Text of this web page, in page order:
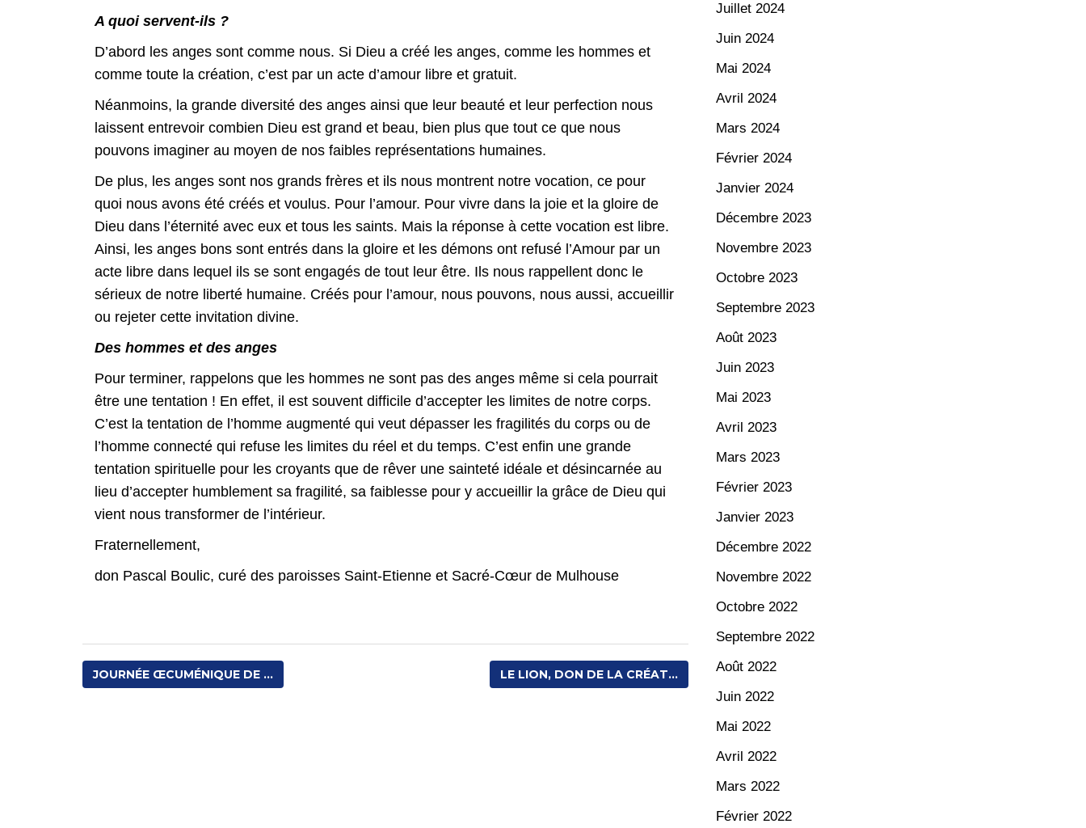
A quoi servent-ils ?
D’abord les anges sont comme nous. Si Dieu a créé les anges, comme les hommes et
comme toute la création, c’est par un acte d’amour libre et gratuit.
Néanmoins, la grande diversité des anges ainsi que leur beauté et leur perfection nous
laissent entrevoir combien Dieu est grand et beau, bien plus que tout ce que nous
pouvons imaginer au moyen de nos faibles représentations humaines.
De plus, les anges sont nos grands frères et ils nous montrent notre vocation, ce pour
quoi nous avons été créés et voulus. Pour l’amour. Pour vivre dans la joie et la gloire de
Dieu dans l’éternité avec eux et tous les saints. Mais la réponse à cette vocation est libre.
Ainsi, les anges bons sont entrés dans la gloire et les démons ont refusé l’Amour par un
acte libre dans lequel ils se sont engagés de tout leur être. Ils nous rappellent donc le
sérieux de notre liberté humaine. Créés pour l’amour, nous pouvons, nous aussi, accueillir
ou rejeter cette invitation divine.
Des hommes et des anges
Pour terminer, rappelons que les hommes ne sont pas des anges même si cela pourrait
être une tentation ! En effet, il est souvent difficile d’accepter les limites de notre corps.
C’est la tentation de l’homme augmenté qui veut dépasser les fragilités du corps ou de
l’homme connecté qui refuse les limites du réel et du temps. C’est enfin une grande
tentation spirituelle pour les croyants que de rêver une sainteté idéale et désincarnée au
lieu d’accepter humblement sa fragilité, sa faiblesse pour y accueillir la grâce de Dieu qui
vient nous transformer de l’intérieur.
Fraternellement,
don Pascal Boulic, curé des paroisses Saint-Etienne et Sacré-Cœur de Mulhouse
JOURNÉE ŒCUMÉNIQUE DE ... LE LION, DON DE LA CRÉAT...
Juillet 2024
Juin 2024
Mai 2024
Avril 2024
Mars 2024
Février 2024
Janvier 2024
Décembre 2023
Novembre 2023
Octobre 2023
Septembre 2023
Août 2023
Juin 2023
Mai 2023
Avril 2023
Mars 2023
Février 2023
Janvier 2023
Décembre 2022
Novembre 2022
Octobre 2022
Septembre 2022
Août 2022
Juin 2022
Mai 2022
Avril 2022
Mars 2022
Février 2022